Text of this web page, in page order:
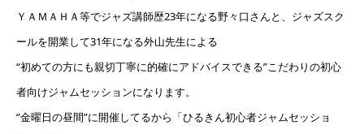
ＹＡＭＡＨＡ等でジャズ講師歴23年になる野々口さんと、ジャズスク
ールを開業して31年になる外山先生による
“初めての方にも親切丁寧に的確にアドバイスできる”こだわりの初心
者向けジャムセッションになります。
”金曜日の昼間”に開催してるから「ひるきん初心者ジャムセッショ